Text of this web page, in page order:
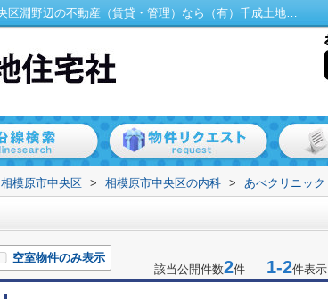
あべクリニック周辺の物件一覧｜相模原市中央区淵野辺の不動産（賃貸・管理）なら（有）千成土地住宅社
相模原市中央区 > 相模原市中央区の内科 > あべクリニック
空室物件のみ表示
該当公開件数2件 1-2件表示